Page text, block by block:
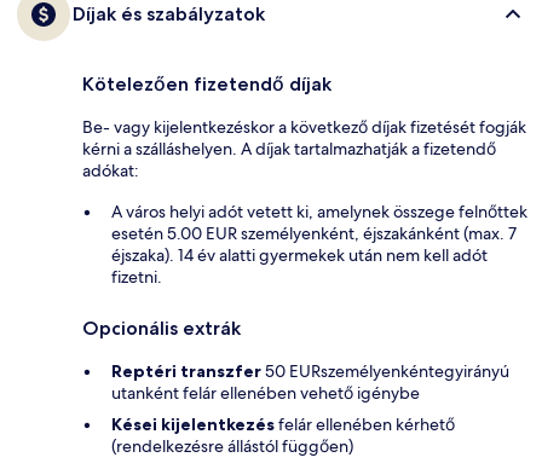
Díjak és szabályzatok
Kötelezően fizetendő díjak
Be- vagy kijelentkezéskor a következő díjak fizetését fogják
kérni a szálláshelyen. A díjak tartalmazhatják a fizetendő
adókat:
A város helyi adót vetett ki, amelynek összege felnőttek
esetén 5.00 EUR személyenként, éjszakánként (max. 7
éjszaka). 14 év alatti gyermekek után nem kell adót
fizetni.
Opcionális extrák
Reptéri transzfer50 EURszemélyenkéntegyirányú
utanként felár ellenében vehető igénybe
Kései kijelentkezésfelár ellenében kérhető
(rendelkezésre állástól függően)